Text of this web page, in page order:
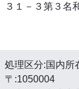
３１－３第３名
処理区分:国内所
〒:1050004